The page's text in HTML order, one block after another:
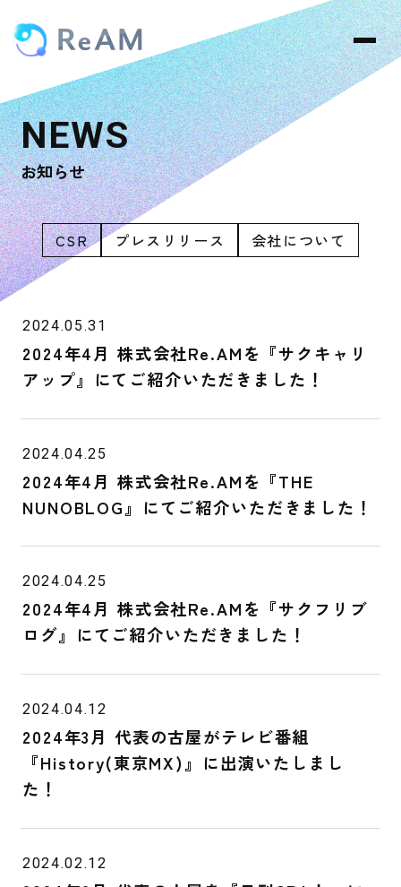
お知らせ
CSR プレスリリース 会社について
2024.05.31
2024年4月 株式会社Re.AMを『サクキャリ
アップ』にてご紹介いただきました！
2024.04.25
2024年4月 株式会社Re.AMを『THE
NUNOBLOG』にてご紹介いただきました！
2024.04.25
2024年4月 株式会社Re.AMを『サクフリブ
ログ』にてご紹介いただきました！
2024.04.12
2024年3月 代表の古屋がテレビ番組
『History(東京MX)』に出演いたしまし
た！
2024.02.12